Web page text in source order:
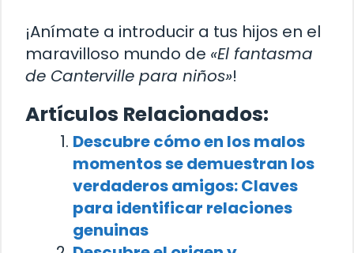
¡Anímate a introducir a tus hijos en el
maravilloso mundo de «El fantasma
de Canterville para niños»!
Artículos Relacionados:
Descubre cómo en los malos
momentos se demuestran los
verdaderos amigos: Claves
para identificar relaciones
genuinas